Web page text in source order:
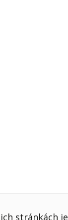
stránkách je